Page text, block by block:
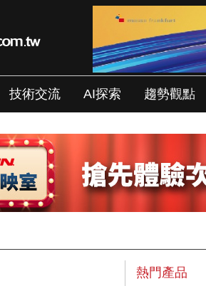
技術交流 AI探索 趨勢觀點
熱門產品